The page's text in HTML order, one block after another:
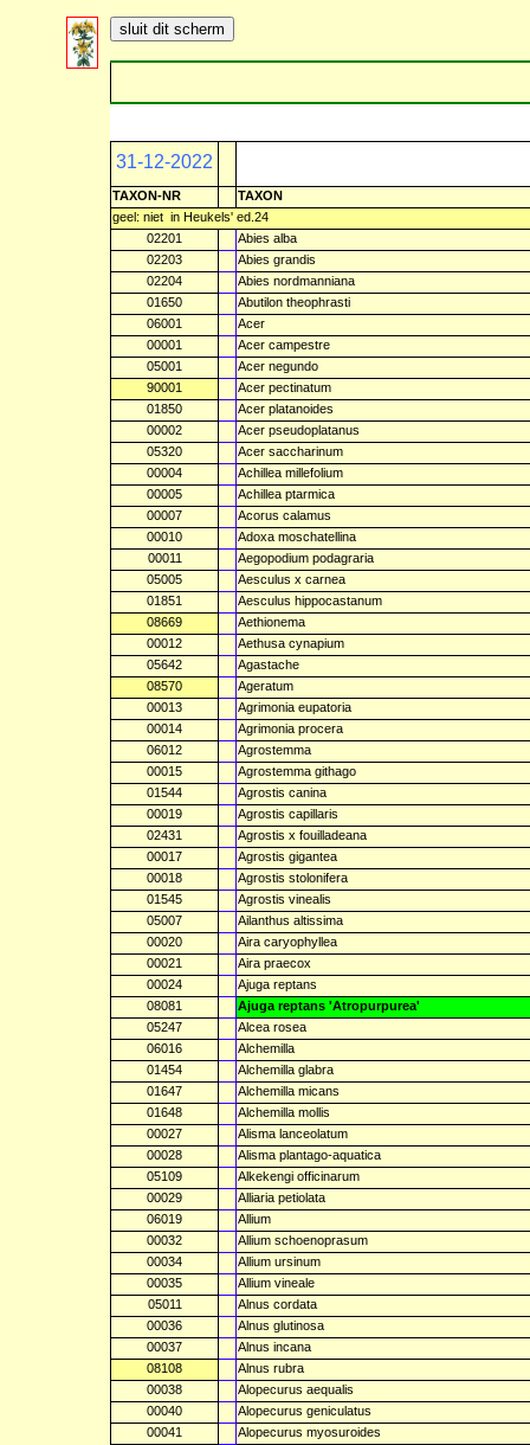
31-12-2022
TAXON-NR
TAXON
geel: niet in Heukels' ed.24
02201
Abies alba
02203
Abies grandis
02204
Abies nordmanniana
01650
Abutilon theophrasti
06001
Acer
00001
Acer campestre
05001
Acer negundo
90001
Acer pectinatum
01850
Acer platanoides
00002
Acer pseudoplatanus
05320
Acer saccharinum
00004
Achillea millefolium
00005
Achillea ptarmica
00007
Acorus calamus
00010
Adoxa moschatellina
00011
Aegopodium podagraria
05005
Aesculus x carnea
01851
Aesculus hippocastanum
08669
Aethionema
00012
Aethusa cynapium
05642
Agastache
08570
Ageratum
00013
Agrimonia eupatoria
00014
Agrimonia procera
06012
Agrostemma
00015
Agrostemma githago
01544
Agrostis canina
00019
Agrostis capillaris
02431
Agrostis x fouilladeana
00017
Agrostis gigantea
00018
Agrostis stolonifera
01545
Agrostis vinealis
05007
Ailanthus altissima
00020
Aira caryophyllea
00021
Aira praecox
00024
Ajuga reptans
08081
Ajuga reptans 'Atropurpurea'
05247
Alcea rosea
06016
Alchemilla
01454
Alchemilla glabra
01647
Alchemilla micans
01648
Alchemilla mollis
00027
Alisma lanceolatum
00028
Alisma plantago-aquatica
05109
Alkekengi officinarum
00029
Alliaria petiolata
06019
Allium
00032
Allium schoenoprasum
00034
Allium ursinum
00035
Allium vineale
05011
Alnus cordata
00036
Alnus glutinosa
00037
Alnus incana
08108
Alnus rubra
00038
Alopecurus aequalis
00040
Alopecurus geniculatus
00041
Alopecurus myosuroides